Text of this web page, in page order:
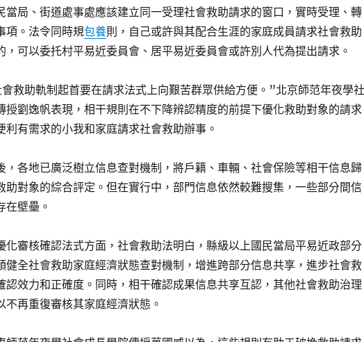
當局、街道處事處應該建立同一受理社會救助請求的窗口，實時受理、轉
項。法令同時規包養則，自己或許與其配合生涯的家庭成員請求社會救助
，可以委托村平易近委員會、居平易近委員會或許別人代為提出請求。
助軌制起首要在請求法式上向艱苦群眾供給方便。”北京師范年夜學社
授劉逸帆表現，相干規則在不下降辨認精度的前提下優化救助對象的請求
利有需求的小我和家庭請求社會救助辦事。
各地已廣泛樹立信息查對機制，將戶籍、車輛、社會保險等相干信息歸
助對象的綜合評定。但在實行中，部門信息依然較難搜集，一些部分間信
在壁壘。
審核確認法式方面，社會救助法明白，縣級以上國民當局平易近政部分
健全社會救助家庭經濟狀態查對機制，增進跨部分信息共享，進步社會救
認效力和正確度。同時，相干確認成果信息共享互認，其他社會救助治理
不再重復審核其家庭經濟狀態。